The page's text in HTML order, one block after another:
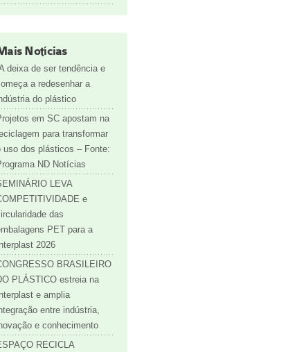
Notícias
deixa de ser tendência e
a redesenhar a
do plástico
em SC apostam na
para transformar
uso dos plásticos – Fonte:
ND Notícias
LEVA
e
das
PET para a
Interplast 2026
BRASILEIRO
PLÁSTICO estreia na
Interplast e amplia
entre indústria,
e conhecimento
RECICLA